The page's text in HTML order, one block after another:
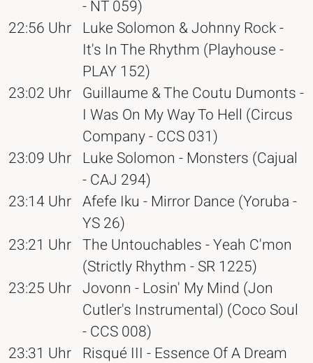
- NT 059)
22:56 Uhr Luke Solomon & Johnny Rock -
It's In The Rhythm (Playhouse -
PLAY 152)
23:02 Uhr Guillaume & The Coutu Dumonts -
I Was On My Way To Hell (Circus
Company - CCS 031)
23:09 Uhr Luke Solomon - Monsters (Cajual
- CAJ 294)
23:14 Uhr Afefe Iku - Mirror Dance (Yoruba -
YS 26)
23:21 Uhr The Untouchables - Yeah C'mon
(Strictly Rhythm - SR 1225)
23:25 Uhr Jovonn - Losin' My Mind (Jon
Cutler's Instrumental) (Coco Soul
- CCS 008)
23:31 Uhr Risqué III - Essence Of A Dream